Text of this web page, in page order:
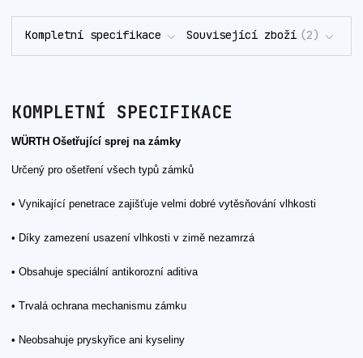
Kompletní specifikace Související zboží 2
KOMPLETNÍ SPECIFIKACE
WÜRTH Ošetřující sprej na zámky
Určený pro ošetření všech typů zámků
• Vynikající penetrace zajišťuje velmi dobré vytěsňování vlhkosti
• Díky zamezení usazení vlhkosti v zimě nezamrzá
• Obsahuje speciální antikorozní aditiva
• Trvalá ochrana mechanismu zámku
• Neobsahuje pryskyřice ani kyseliny